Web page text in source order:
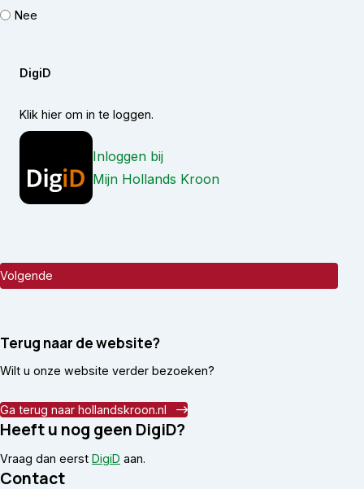
Nee
DigiD
Klik hier om in te loggen.
Inloggen bij
Mijn Hollands Kroon
Terug naar de website?
Wilt u onze website verder bezoeken?
Ga terug naar hollandskroon.nl
Heeft u nog geen DigiD?
Vraag dan eerst DigiD aan.
Contact